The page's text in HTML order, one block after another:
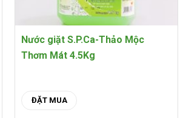
Nước giặt S.P.Ca-Thảo Mộc
Thơm Mát 4.5Kg
ĐẶT MUA